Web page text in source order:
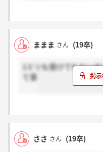
ままま さん (19卒)
1ミリも受けてもない
て草
ささ さん (19卒)